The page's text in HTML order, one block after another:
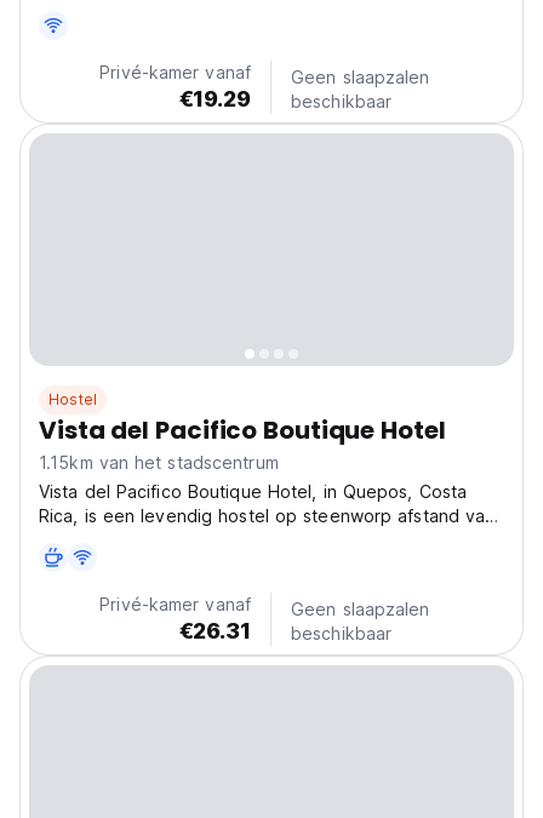
deze accommodatie behoort een restaurant.
Privé-kamer vanaf
€19.29
Geen slaapzalen
beschikbaar
Hostel
Vista del Pacifico Boutique Hotel
1.15km van het stadscentrum
Vista del Pacifico Boutique Hotel, in Quepos, Costa
Rica, is een levendig hostel op steenworp afstand van
pura vida-avonturen! (Auto-translated from original
Privé-kamer vanaf
€26.31
Geen slaapzalen
beschikbaar